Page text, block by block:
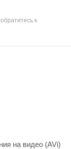
к
на видео (AVi)